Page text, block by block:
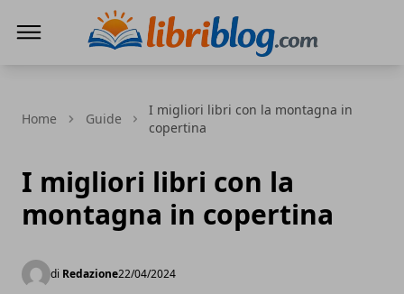
Home Guide
I migliori libri con la montagna in
copertina
I migliori libri con la
montagna in copertina
di Redazione22/04/2024